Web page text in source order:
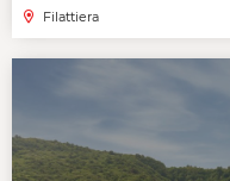
Filattiera